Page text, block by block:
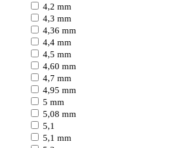
4,2 mm
4,3 mm
4,36 mm
4,4 mm
4,5 mm
4,60 mm
4,7 mm
4,95 mm
5 mm
5,08 mm
5,1
5,1 mm